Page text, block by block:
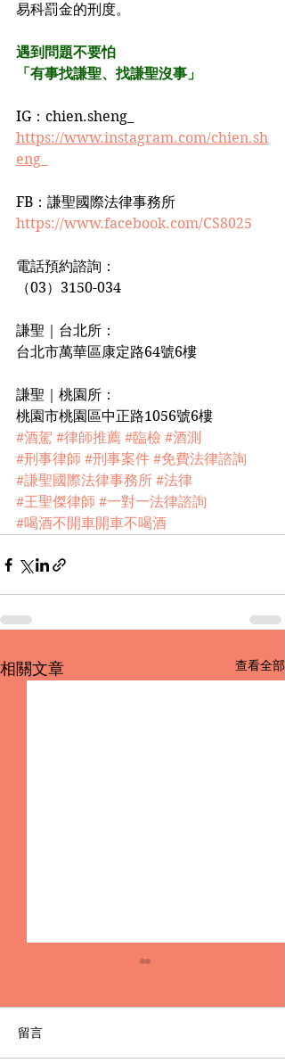
易科罰金的刑度。
遇到問題不要怕
「有事找謙聖、找謙聖沒事」
IG：chien.sheng_
https://www.instagram.com/chien.sh
eng_
FB：謙聖國際法律事務所
https://www.facebook.com/CS8025
電話預約諮詢：
（03）3150-034
謙聖｜台北所：
台北市萬華區康定路64號6樓
謙聖｜桃園所：
桃園市桃園區中正路1056號6樓
#酒駕 #律師推薦 #臨檢 #酒測
#刑事律師 #刑事案件 #免費法律諮詢
#謙聖國際法律事務所 #法律
#王聖傑律師 #一對一法律諮詢
#喝酒不開車開車不喝酒
相關文章 查看全部
留言